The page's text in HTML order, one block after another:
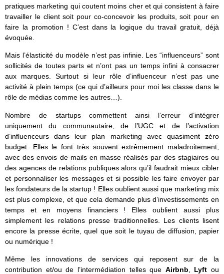
pratiques marketing qui coutent moins cher et qui consistent à faire
travailler le client soit pour co-concevoir les produits, soit pour en
faire la promotion ! C’est dans la logique du travail gratuit, déjà
évoquée.
Mais l’élasticité du modèle n’est pas infinie. Les “influenceurs” sont
sollicités de toutes parts et n’ont pas un temps infini à consacrer
aux marques. Surtout si leur rôle d’influenceur n’est pas une
activité à plein temps (ce qui d’ailleurs pour moi les classe dans le
rôle de médias comme les autres…).
Nombre de startups commettent ainsi l’erreur d’intégrer
uniquement du communautaire, de l’UGC et de l’activation
d’influenceurs dans leur plan marketing avec quasiment zéro
budget. Elles le font très souvent extrêmement maladroitement,
avec des envois de mails en masse réalisés par des stagiaires ou
des agences de relations publiques alors qu’il faudrait mieux cibler
et personnaliser les messages et si possible les faire envoyer par
les fondateurs de la startup ! Elles oublient aussi que marketing mix
est plus complexe, et que cela demande plus d’investissements en
temps et en moyens financiers ! Elles oublient aussi plus
simplement les relations presse traditionnelles. Les clients lisent
encore la presse écrite, quel que soit le tuyau de diffusion, papier
ou numérique !
Même les innovations de services qui reposent sur de la
contribution et/ou de l’intermédiation telles que Airbnb Lyft ou